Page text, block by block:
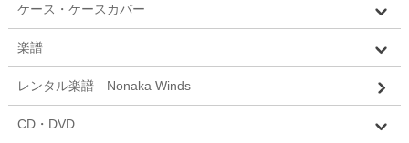
ケース・ケースカバー
楽譜
レンタル楽譜 Nonaka Winds
CD・DVD